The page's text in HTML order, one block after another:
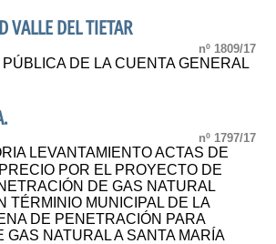
VALLE DEL TIETAR
nº 1809/17
DE LA CUENTA GENERAL
nº 1797/17
LEVANTAMIENTO ACTAS DE
POR EL PROYECTO DE
DE GAS NATURAL
TÉRMINIO MUNICIPAL DE LA
DE PENETRACIÓN PARA
GAS NATURAL A SANTA MARÍA